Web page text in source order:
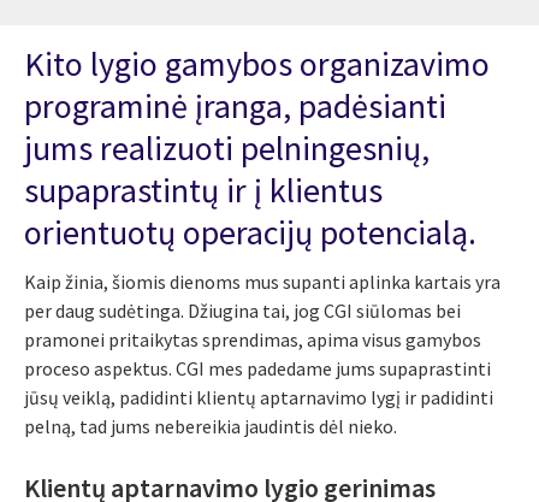
Kito lygio gamybos organizavimo
programinė įranga, padėsianti
jums realizuoti pelningesnių,
supaprastintų ir į klientus
orientuotų operacijų potencialą.
Kaip žinia, šiomis dienoms mus supanti aplinka kartais yra
per daug sudėtinga. Džiugina tai, jog CGI siūlomas bei
pramonei pritaikytas sprendimas, apima visus gamybos
proceso aspektus. CGI mes padedame jums supaprastinti
jūsų veiklą, padidinti klientų aptarnavimo lygį ir padidinti
pelną, tad jums nebereikia jaudintis dėl nieko.
Klientų aptarnavimo lygio gerinimas